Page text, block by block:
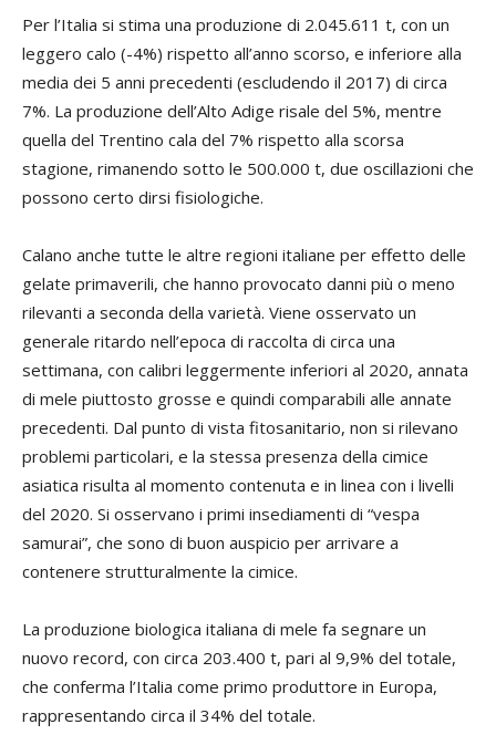
Per l’Italia si stima una produzione di 2.045.611 t, con un
leggero calo (-4%) rispetto all’anno scorso, e inferiore alla
media dei 5 anni precedenti (escludendo il 2017) di circa
7%. La produzione dell’Alto Adige risale del 5%, mentre
quella del Trentino cala del 7% rispetto alla scorsa
stagione, rimanendo sotto le 500.000 t, due oscillazioni che
possono certo dirsi fisiologiche.
Calano anche tutte le altre regioni italiane per effetto delle
gelate primaverili, che hanno provocato danni più o meno
rilevanti a seconda della varietà. Viene osservato un
generale ritardo nell’epoca di raccolta di circa una
settimana, con calibri leggermente inferiori al 2020, annata
di mele piuttosto grosse e quindi comparabili alle annate
precedenti. Dal punto di vista fitosanitario, non si rilevano
problemi particolari, e la stessa presenza della cimice
asiatica risulta al momento contenuta e in linea con i livelli
del 2020. Si osservano i primi insediamenti di “vespa
samurai”, che sono di buon auspicio per arrivare a
contenere strutturalmente la cimice.
La produzione biologica italiana di mele fa segnare un
nuovo record, con circa 203.400 t, pari al 9,9% del totale,
che conferma l’Italia come primo produttore in Europa,
rappresentando circa il 34% del totale.